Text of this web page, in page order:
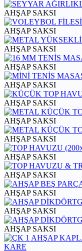
AHŞAP SAKSI
AHŞAP SAKSI
AHŞAP SAKSI
AHŞAP SAKSI
AHŞAP SAKSI
AHŞAP SAKSI
AHŞAP SAKSI
AHŞAP SAKSI
AHŞAP SAKSI
AHŞAP SAKSI
AHŞAP SAKSI
AHŞAP SAKSI
AHŞAP SAKSI